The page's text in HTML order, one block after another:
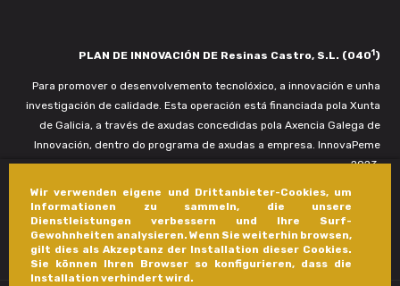
Wir verwenden eigene und Drittanbieter-Cookies, um
Informationen zu sammeln, die unsere
Dienstleistungen verbessern und Ihre Surf-
Gewohnheiten analysieren. Wenn Sie weiterhin browsen,
gilt dies als Akzeptanz der Installation dieser Cookies.
Sie können Ihren Browser so konfigurieren, dass die
Installation verhindert wird.
PLAN DE INNOVACIÓN DE Resinas Castro, S.L. (0401)
Para promover o desenvolvemento tecnolóxico, a innovación e unha
investigación de calidade. Esta operación está financiada pola Xunta
de Galicia, a través de axudas concedidas pola Axencia Galega de
Innovación, dentro do programa de axudas a empresa. InnovaPeme
2023.